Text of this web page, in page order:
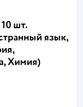
шт.
язык,
Химия)